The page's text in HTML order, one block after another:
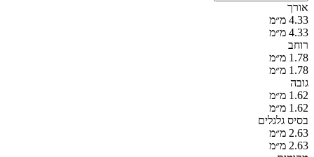
אורך
4.33 מ״מ
4.33 מ״מ
רוחב
1.78 מ״מ
1.78 מ״מ
גובה
1.62 מ״מ
1.62 מ״מ
בסיס גלגלים
2.63 מ״מ
2.63 מ״מ